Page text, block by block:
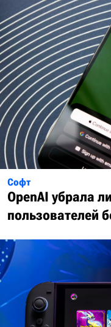
Софт
OpenAI убрала
пользователей